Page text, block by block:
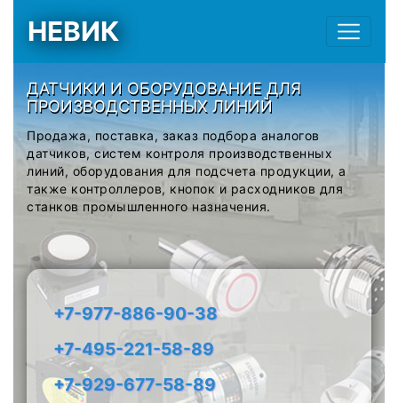
НЕВИК
ДАТЧИКИ И ОБОРУДОВАНИЕ ДЛЯ
ПРОИЗВОДСТВЕННЫХ ЛИНИЙ
Продажа, поставка, заказ подбора аналогов
датчиков, систем контроля производственных
линий, оборудования для подсчета продукции, а
также контроллеров, кнопок и расходников для
станков промышленного назначения.
+7-977-886-90-38
+7-495-221-58-89
+7-929-677-58-89